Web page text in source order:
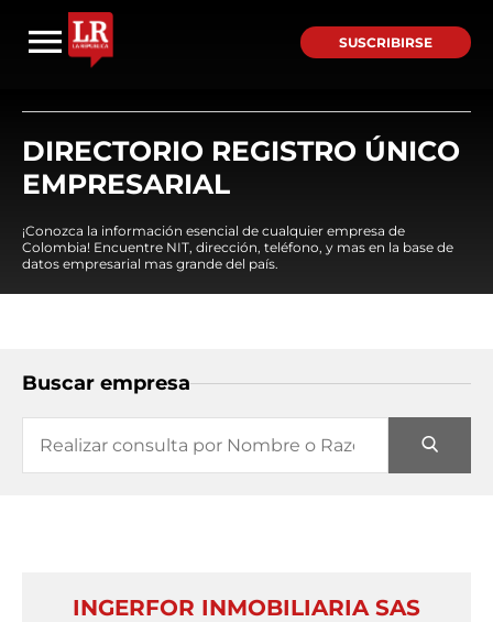
SUSCRIBIRSE
DIRECTORIO REGISTRO ÚNICO
EMPRESARIAL
¡Conozca la información esencial de cualquier empresa de
Colombia! Encuentre NIT, dirección, teléfono, y mas en la base de
datos empresarial mas grande del país.
Buscar empresa
INGERFOR INMOBILIARIA SAS